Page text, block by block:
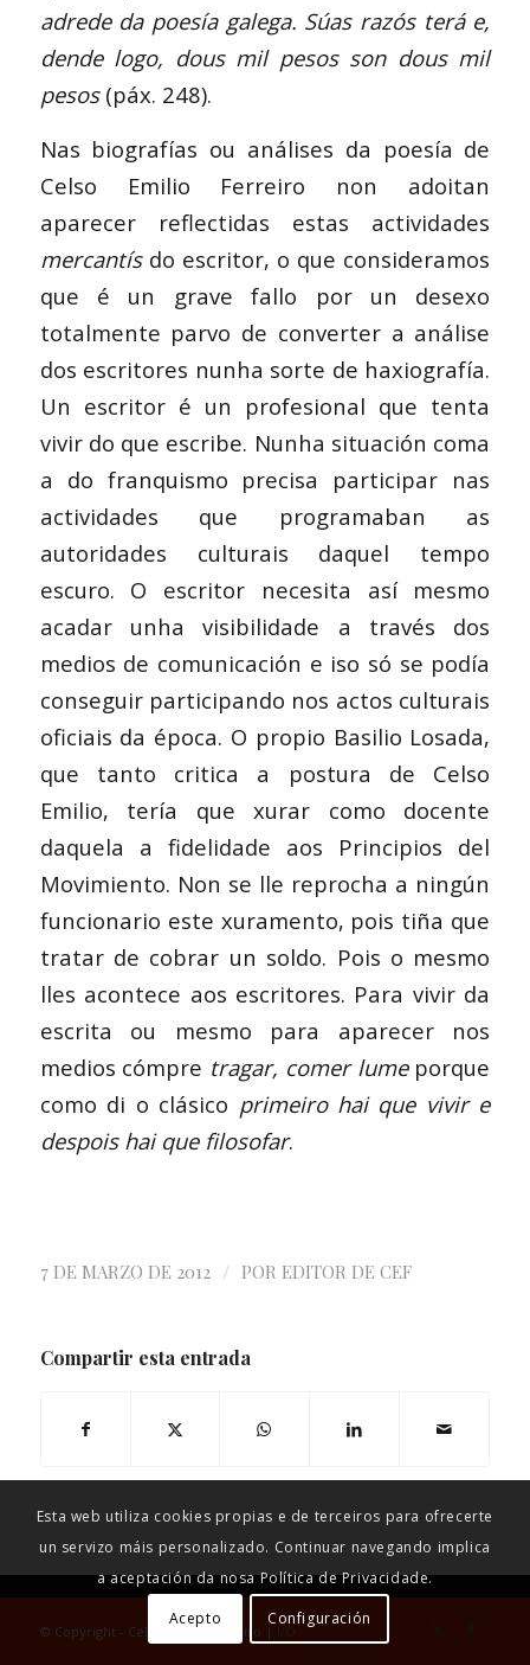
adrede da poesía galega. Súas razós terá e,
dende logo, dous mil pesos son dous mil
pesos(páx. 248).
Nas biografías ou análises da poesía de
Celso Emilio Ferreiro non adoitan
aparecer reflectidas estas actividades
mercantísdo escritor, o que consideramos
que é un grave fallo por un desexo
totalmente parvo de converter a análise
dos escritores nunha sorte de haxiografía.
Un escritor é un profesional que tenta
vivir do que escribe. Nunha situación coma
a do franquismo precisa participar nas
actividades que programaban as
autoridades culturais daquel tempo
escuro. O escritor necesita así mesmo
acadar unha visibilidade a través dos
medios de comunicación e iso só se podía
conseguir participando nos actos culturais
oficiais da época. O propio Basilio Losada,
que tanto critica a postura de Celso
Emilio, tería que xurar como docente
daquela a fidelidade aos Principios del
Movimiento. Non se lle reprocha a ningún
funcionario este xuramento, pois tiña que
tratar de cobrar un soldo. Pois o mesmo
lles acontece aos escritores. Para vivir da
escrita ou mesmo para aparecer nos
medios cómpre tragar, comer lumeporque
como di o clásico primeiro hai que vivir e
despois hai que filosofar.
7 DE MARZO DE 2012 / POR EDITOR DE CEF
Compartir esta entrada
Aviso Legal e Condicións de uso
© Copyright - Celso Emilio Ferreiro |
Esta web utiliza cookies propias e de terceiros para ofrecerte
un servizo máis personalizado. Continuar navegando implica
a aceptación da nosa Política de Privacidade.
Acepto Configuración